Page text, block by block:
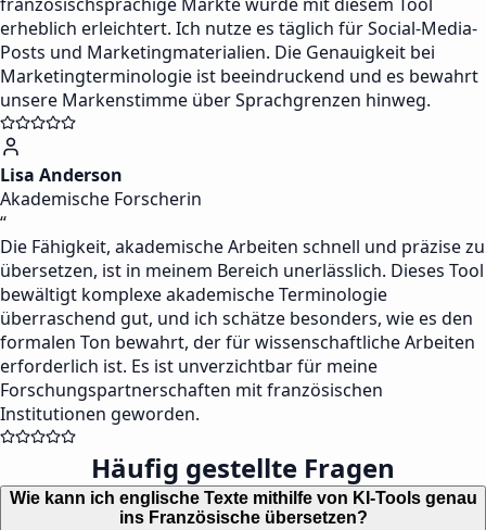
erheblich erleichtert. Ich nutze es täglich für Social-Media-
Posts und Marketingmaterialien. Die Genauigkeit bei
Marketingterminologie ist beeindruckend und es bewahrt
unsere Markenstimme über Sprachgrenzen hinweg.
Lisa Anderson
Akademische Forscherin
“
Die Fähigkeit, akademische Arbeiten schnell und präzise zu
übersetzen, ist in meinem Bereich unerlässlich. Dieses Tool
bewältigt komplexe akademische Terminologie
überraschend gut, und ich schätze besonders, wie es den
formalen Ton bewahrt, der für wissenschaftliche Arbeiten
erforderlich ist. Es ist unverzichtbar für meine
Forschungspartnerschaften mit französischen
Institutionen geworden.
Häufig gestellte Fragen
Wie kann ich englische Texte mithilfe von KI-Tools genau
ins Französische übersetzen?